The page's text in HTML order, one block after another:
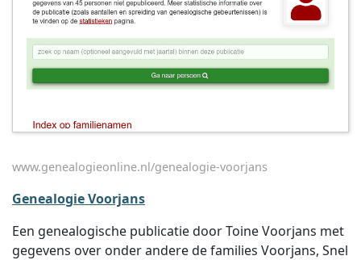
www.genealogieonline.nl/genealogie-voorjans
Genealogie Voorjans
Een genealogische publicatie door Toine Voorjans met
gegevens over onder andere de families Voorjans, Snel